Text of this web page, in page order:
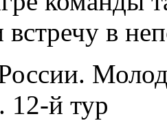
встречу в
12-й тур